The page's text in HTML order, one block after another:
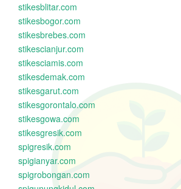
stikesblitar.com
stikesbogor.com
stikesbrebes.com
stikescianjur.com
stikesciamis.com
stikesdemak.com
stikesgarut.com
stikesgorontalo.com
stikesgowa.com
stikesgresik.com
spigresik.com
spigianyar.com
spigrobongan.com